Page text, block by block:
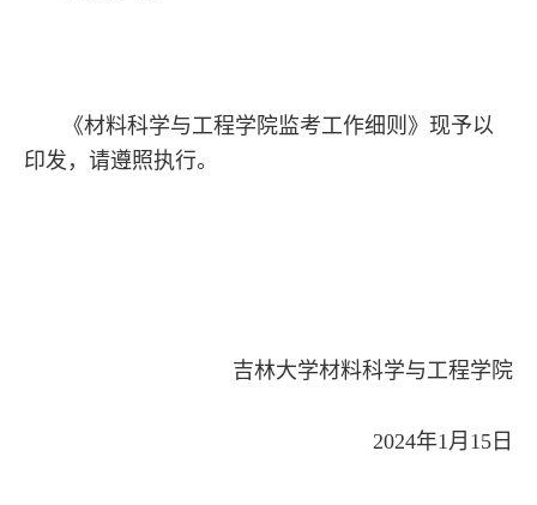
《材料科学与工程学院监考工作细则》现予以
印发，请遵照执行。
吉林大学材料科学与工程学院
2024年1月15日